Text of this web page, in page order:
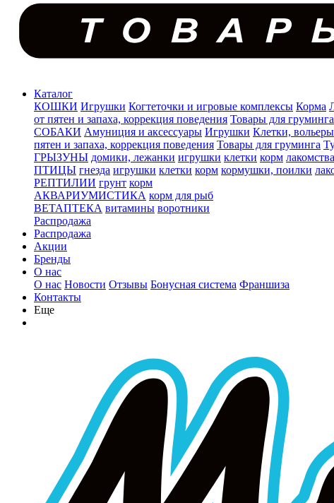
Каталог
КОШКИ Игрушки Когтеточки и игровые комплексы Корма
от пятен и запаха, коррекция поведения Товары для груминга
СОБАКИ Амуниция и аксессуары Игрушки Клетки, вольеры
пятен и запаха, коррекция поведения Товары для груминга
ГРЫЗУНЫ домики, лежанки игрушки клетки корм лакомства
ПТИЦЫ гнезда игрушки клетки корм кормушки, поилки
РЕПТИЛИИ грунт корм
АКВАРИУМИСТИКА корм для рыб
ВЕТАПТЕКА витамины воротники
Распродажа
Распродажа
Акции
Бренды
О нас
О нас Новости Отзывы Бонусная система Франшиза
Контакты
Еще